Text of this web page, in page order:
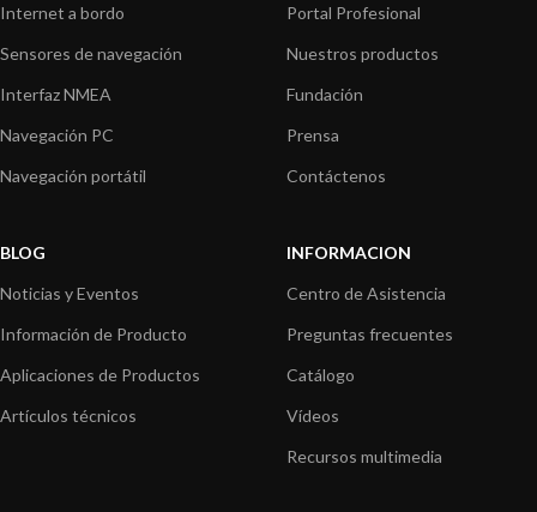
Internet a bordo
Sensores de navegación
Interfaz NMEA
Navegación PC
Navegación portátil
Portal Profesional
Nuestros productos
Fundación
Prensa
Contáctenos
BLOG
Noticias y Eventos
Información de Producto
Aplicaciones de Productos
Artículos técnicos
INFORMACION
Centro de Asistencia
Preguntas frecuentes
Catálogo
Vídeos
Recursos multimedia